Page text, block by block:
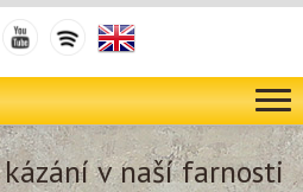
v naší farnosti